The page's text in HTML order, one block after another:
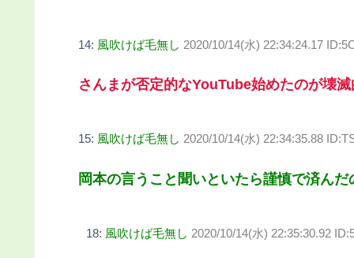
14: 風吹けば毛無し 2020/10/14(水) 22:34:24.17
さんまが否定的なYouTube始めたのが壊
15: 風吹けば毛無し 2020/10/14(水) 22:34:35.88
岡本の言うこと聞いといたら謹慎で済ん
18: 風吹けば毛無し 2020/10/14(水) 22:35:30.92